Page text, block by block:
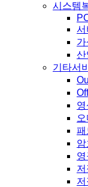
시스템
서
산
기타서
패
영
저